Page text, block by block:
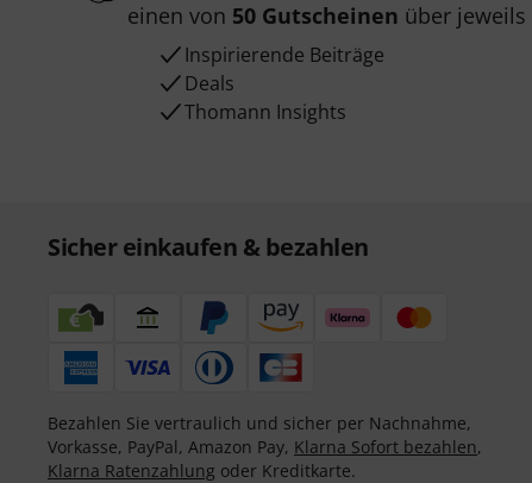
einen von 50 Gutscheinen über jeweils
Inspirierende Beiträge
Deals
Thomann Insights
Sicher einkaufen & bezahlen
Bezahlen Sie vertraulich und sicher per Nachnahme,
Vorkasse, PayPal, Amazon Pay, Klarna Sofort bezahlen,
Klarna Ratenzahlung oder Kreditkarte.